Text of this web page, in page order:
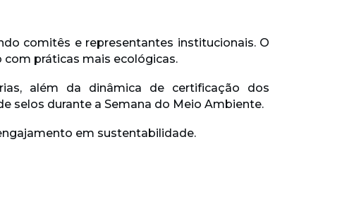
comitês e representantes institucionais. O
práticas mais ecológicas.
além da dinâmica de certificação dos
selos durante a Semana do Meio Ambiente.
em sustentabilidade.